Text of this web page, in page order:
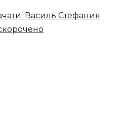
Василь Стефаник